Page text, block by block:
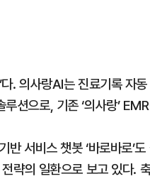
. 의사랑AI는 진료기록 자
션으로, 기존 ‘의사랑’
서비스 챗봇 ‘바로바로’
의 일환으로 보고 있다.